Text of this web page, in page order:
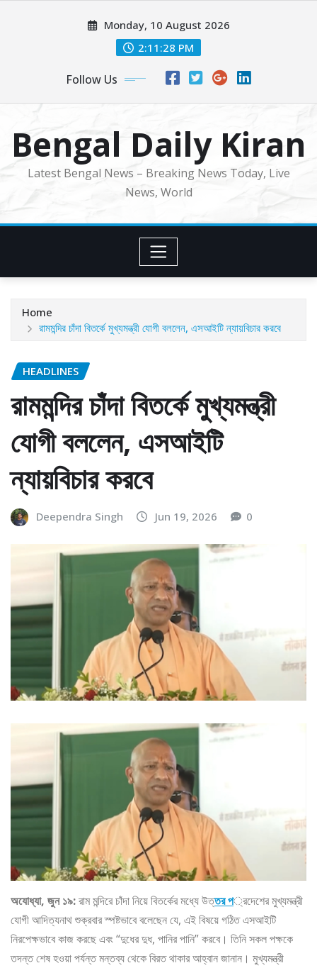
Monday, 10 August 2026
2:11:30 PM
Follow Us
Bengal Daily Kiran
Latest Bengal News – Breaking News Today, Live
News, World
Home
রামমন্দির চাঁদা বিতর্কে মুখ্যমন্ত্রী যোগী বললেন, এসআইটি ন্যায়বিচার করবে
HEADLINES
রামমন্দির চাঁদা বিতর্কে মুখ্যমন্ত্রী
যোগী বললেন, এসআইটি
ন্যায়বিচার করবে
Deependra Singh Jun 19, 2026 0
অযোধ্যা, জুন ১৯:রাম মন্দিরে চাঁদা নিয়ে বিতর্কের মধ্যে উত্তর প্রদেশের মুখ্যমন্ত্রী
যোগী আদিত্যনাথ শুক্রবার স্পষ্টভাবে বলেছেন যে, এই বিষয়ে গঠিত এসআইটি
নিরপেক্ষভাবে কাজ করছে এবং “দুধের দুধ, পানির পানি” করবে। তিনি সকল পক্ষকে
তদন্ত শেষ হওয়া পর্যন্ত মন্তব্য থেকে বিরত থাকার আহ্বান জানান। মুখ্যমন্ত্রী